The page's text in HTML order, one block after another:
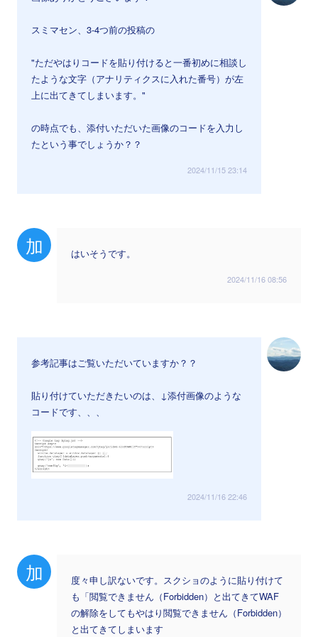
スミマセン、3-4つ前の投稿の
"ただやはりコードを貼り付けると一番初めに相談し
たような文字（アナリティクスに入れた番号）が左
上に出てきてしまいます。"
の時点でも、添付いただいた画像のコードを入力し
たという事でしょうか？？
2024/11/15 23:14
加 はいそうです。
2024/11/16 08:56
参考記事はご覧いただいていますか？？
貼り付けていただきたいのは、↓添付画像のような
コードです、、、
2024/11/16 22:46
加
度々申し訳ないです。スクショのように貼り付けて
も「閲覧できません（Forbidden）と出てきてWAF
の解除をしてもやはり閲覧できません（Forbidden）
と出てきてしまいます